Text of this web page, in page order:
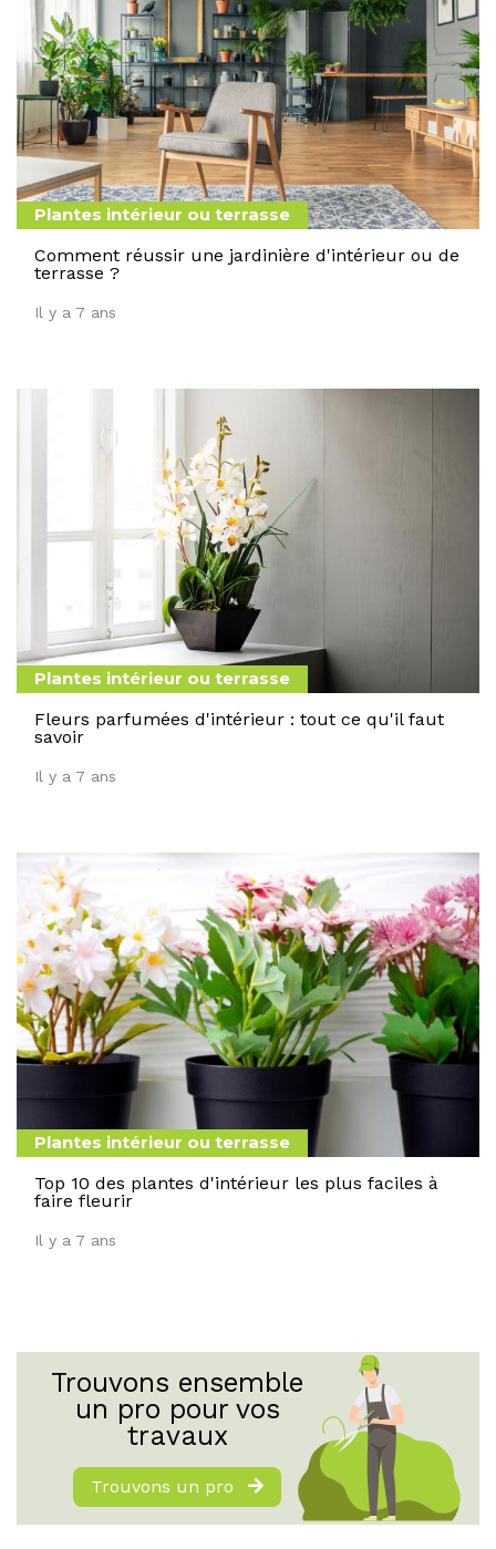
Plantes intérieur ou terrasse
Comment réussir une jardinière d'intérieur ou de
terrasse ?
Il y a 7 ans
Plantes intérieur ou terrasse
Fleurs parfumées d'intérieur : tout ce qu'il faut
savoir
Il y a 7 ans
Plantes intérieur ou terrasse
Top 10 des plantes d'intérieur les plus faciles à
faire fleurir
Il y a 7 ans
Trouvons ensemble
un pro pour vos
travaux
Trouvons un pro